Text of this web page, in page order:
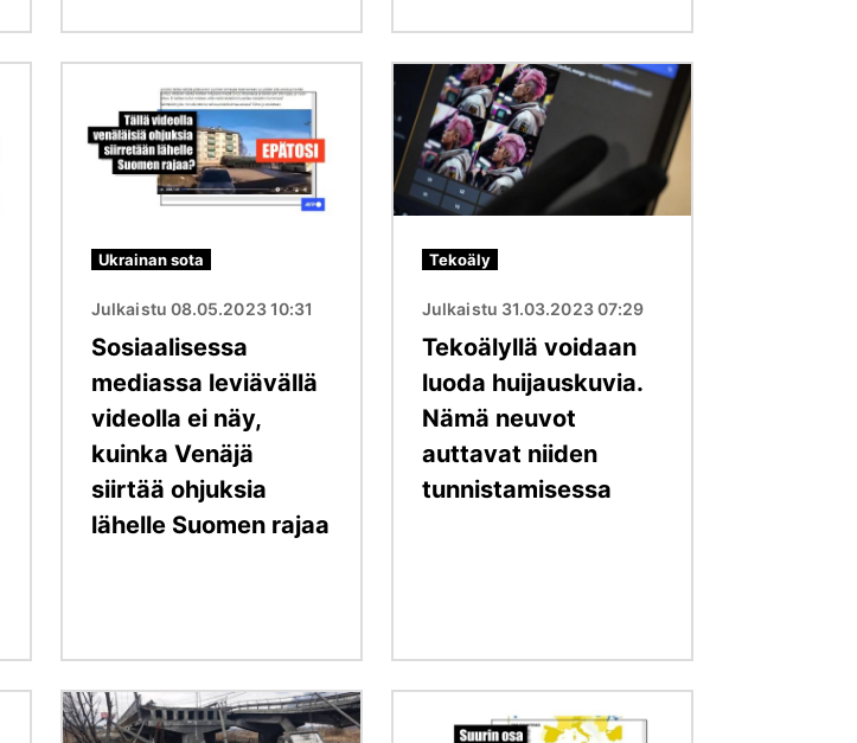
Ukrainan sota
Julkaistu 08.05.2023 10:31
Sosiaalisessa
mediassa leviävällä
videolla ei näy,
kuinka Venäjä
siirtää ohjuksia
lähelle Suomen rajaa
Kuva
Tekoäly
Julkaistu 31.03.2023 07:29
Tekoälyllä voidaan
luoda huijauskuvia.
Nämä neuvot
auttavat niiden
tunnistamisessa
Kuva